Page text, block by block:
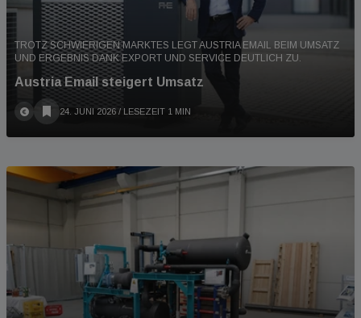
TROTZ SCHWIERIGEN MARKTES LEGT AUSTRIA EMAIL BEIM UMSATZ
UND ERGEBNIS DANK EXPORT UND SERVICE DEUTLICH ZU.
Austria Email steigert Umsatz
24. JUNI 2026 / LESEZEIT 1 MIN